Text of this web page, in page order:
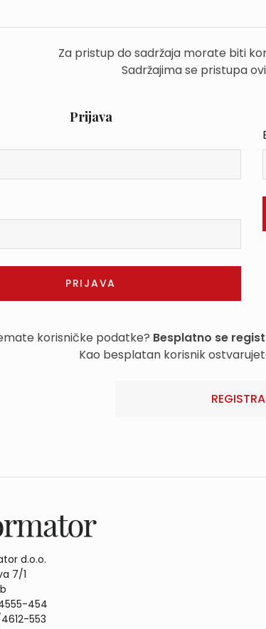
Za pristup do sadržaja morate biti
Sadržajima se pristupa
Prijava
korisničke podatke? Besplatno se
Kao besplatan korisnik
d.o.o.
7/1
454
553